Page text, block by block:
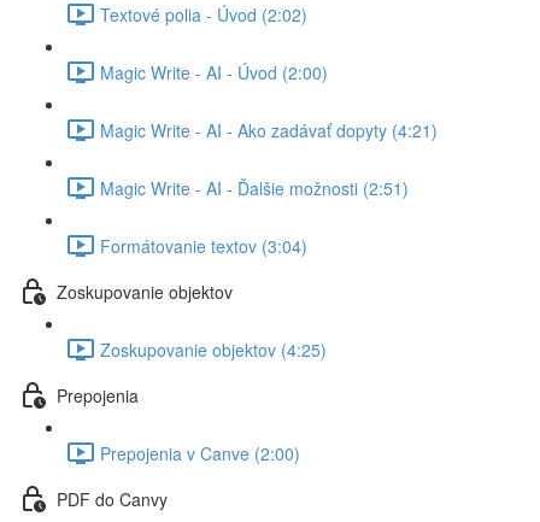
Textové polia - Úvod (2:02)
Magic Write - AI - Úvod (2:00)
Magic Write - AI - Ako zadávať dopyty (4:21)
Magic Write - AI - Ďalšie možnosti (2:51)
Formátovanie textov (3:04)
Zoskupovanie objektov
Zoskupovanie objektov (4:25)
Prepojenia
Prepojenia v Canve (2:00)
PDF do Canvy